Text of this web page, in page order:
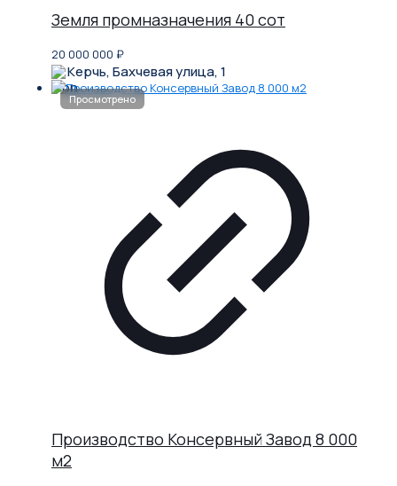
Земля промназначения 40 сот
20 000 000 ₽
Керчь, Бахчевая улица, 1
Производство Консервный Завод 8 000
м2